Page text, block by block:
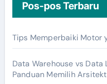
Pos-pos Terbaru
Tips Memperbaiki Motor
Data Warehouse vs Data
Panduan Memilih